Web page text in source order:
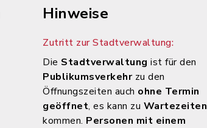
Hinweise
Zutritt zur Stadtverwaltung:
Die Stadtverwaltung ist für den
Publikumsverkehr zu den
Öffnungszeiten auch ohne Termin
geöffnet, es kann zu Wartezeiten
kommen. Personen mit einem